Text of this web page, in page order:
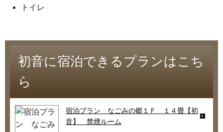
トイレ
初音に宿泊できるプランはこち
ら
宿泊プラン なごみの郷１Ｆ １４畳【初
音】 禁煙ルーム